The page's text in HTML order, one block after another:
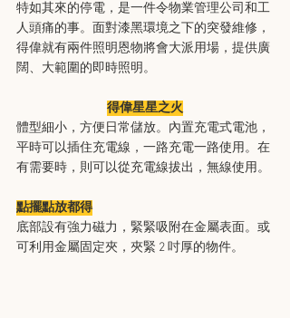
特如其來的停電，是一件令物業管理公司和工
人頭痛的事。面對漆黑環境之下的突發維修，
得偉就有兩件照明恩物將會大派用場，提供廣
闊、大範圍的即時照明。
得偉星星之火
體型細小，方便日常儲放。內置充電式電池，
平時可以插住充電線，一路充電一路使用。在
有需要時，則可以從充電線拔出，無線使用。
點擺點放都得
底部設有強力磁力，緊緊吸附在金屬表面。或
可利用金屬固定夾，夾緊 2 吋厚的物件。